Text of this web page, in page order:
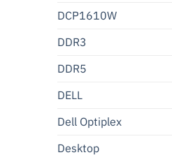
DCP1610W
DDR3
DDR5
DELL
Dell Optiplex
Desktop